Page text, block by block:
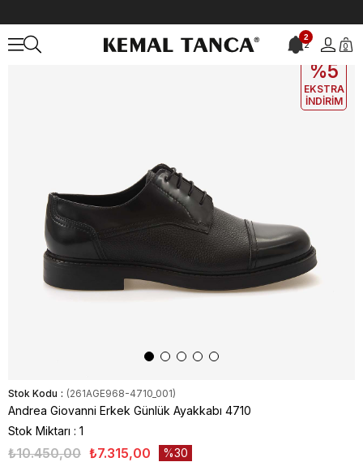
2
2 0
EKLE5
%5
EKSTRA
İNDİRİM
Stok Kodu (261AGE968-4710_001)
Andrea Giovanni Erkek Günlük Ayakkabı 4710
Stok Miktarı : 1
₺10.450,00 ₺7.315,00 30